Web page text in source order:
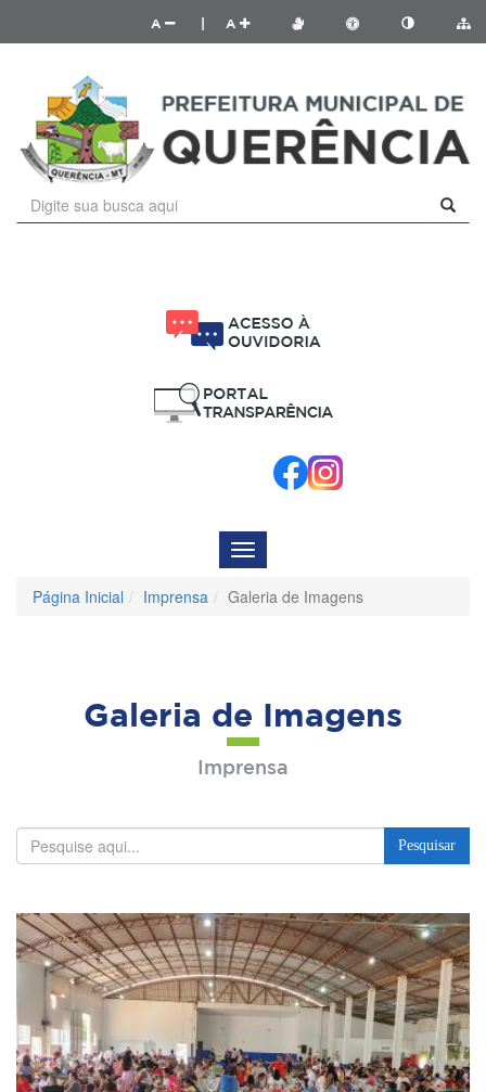
A A
Menu
de
Navegação
Página Inicial Imprensa Galeria de Imagens
Galeria de Imagens
Imprensa
Pesquisar